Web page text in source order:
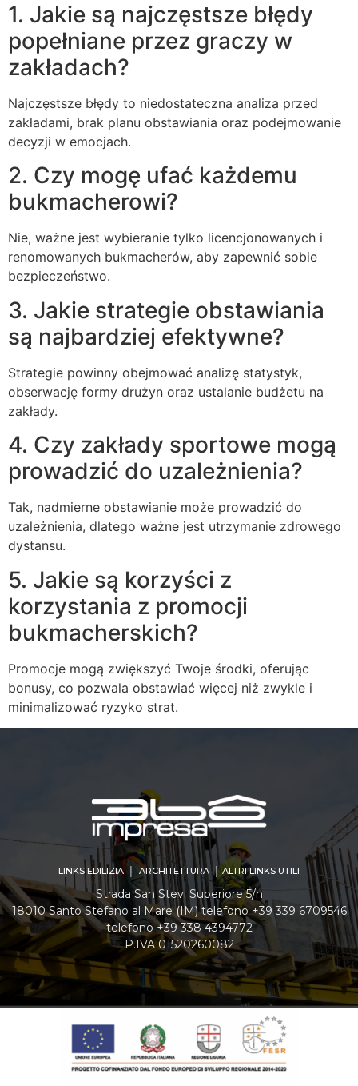
1. Jakie są najczęstsze błędy
popełniane przez graczy w
zakładach?
Najczęstsze błędy to niedostateczna analiza przed
zakładami, brak planu obstawiania oraz podejmowanie
decyzji w emocjach.
2. Czy mogę ufać każdemu
bukmacherowi?
Nie, ważne jest wybieranie tylko licencjonowanych i
renomowanych bukmacherów, aby zapewnić sobie
bezpieczeństwo.
3. Jakie strategie obstawiania
są najbardziej efektywne?
Strategie powinny obejmować analizę statystyk,
obserwację formy drużyn oraz ustalanie budżetu na
zakłady.
4. Czy zakłady sportowe mogą
prowadzić do uzależnienia?
Tak, nadmierne obstawianie może prowadzić do
uzależnienia, dlatego ważne jest utrzymanie zdrowego
dystansu.
5. Jakie są korzyści z
korzystania z promocji
bukmacherskich?
Promocje mogą zwiększyć Twoje środki, oferując
bonusy, co pozwala obstawiać więcej niż zwykle i
minimalizować ryzyko strat.
LINKS EDILIZIA │ ARCHITETTURA │ ALTRI LINKS UTILI
Strada San Stevi Superiore 5/h
18010 Santo Stefano al Mare (IM) telefono +39 339 6709546
telefono +39 338 4394772
P.IVA 01520260082